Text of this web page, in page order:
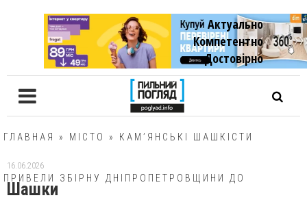
Актуально
Компетентно
Достовiрно
ГЛАВНАЯ » МІСТО » КАМ’ЯНСЬКІ ШАШКІСТИ
ПРИВЕЛИ ЗБІРНУ ДНІПРОПЕТРОВЩИНИ ДО
16.06.2026
Шашки